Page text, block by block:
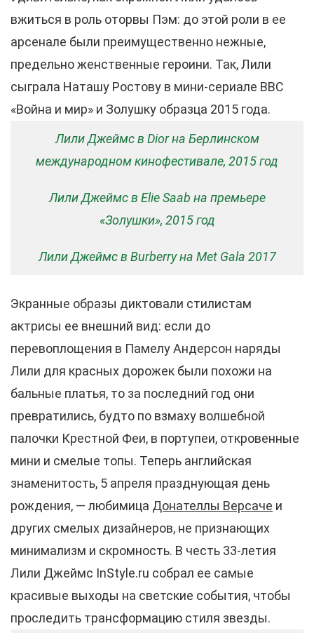
вжиться в роль оторвы Пэм: до этой роли в ее
арсенале были преимущественно нежные,
предельно женственные героини. Так, Лили
сыграла Наташу Ростову в мини-сериале BBC
«Война и мир» и Золушку образца 2015 года.
Лили Джеймс в Dior на Берлинском
международном кинофестивале, 2015 год
Лили Джеймс в Elie Saab на премьере
«Золушки», 2015 год
Лили Джеймс в Burberry на Met Gala 2017
Экранные образы диктовали стилистам
актрисы ее внешний вид: если до
перевоплощения в Памелу Андерсон наряды
Лили для красных дорожек были похожи на
бальные платья, то за последний год они
превратились, будто по взмаху волшебной
палочки Крестной Феи, в портупеи, откровенные
мини и смелые топы. Теперь английская
знаменитость, 5 апреля празднующая день
рождения, — любимица Донателлы Версаче и
других смелых дизайнеров, не признающих
минимализм и скромность. В честь 33-летия
Лили Джеймс InStyle.ru собрал ее самые
красивые выходы на светские события, чтобы
проследить трансформацию стиля звезды.